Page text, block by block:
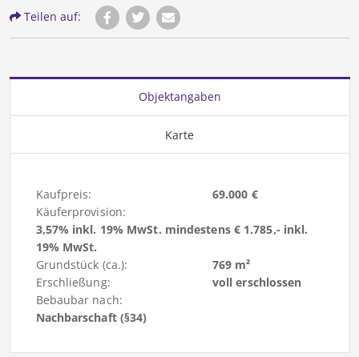
Teilen auf:
Objektangaben
Karte
Kaufpreis:
69.000 €
Käuferprovision:
3,57% inkl. 19% MwSt. mindestens € 1.785,- inkl.
19% MwSt.
Grundstück (ca.):
769 m²
Erschließung:
voll erschlossen
Bebaubar nach:
Nachbarschaft (§34)